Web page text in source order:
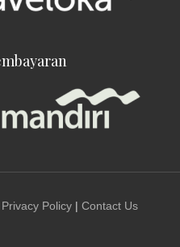
Privacy Policy | Contact Us